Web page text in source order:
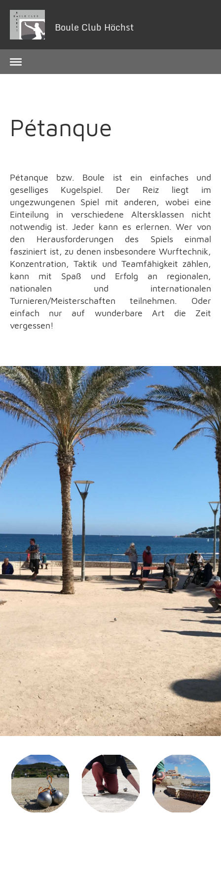
Boule Club Höchst
Pétanque
Pétanque bzw. Boule ist ein einfaches und
geselliges Kugelspiel. Der Reiz liegt im
ungezwungenen Spiel mit anderen, wobei eine
Einteilung in verschiedene Altersklassen nicht
notwendig ist. Jeder kann es erlernen. Wer von
den Herausforderungen des Spiels einmal
fasziniert ist, zu denen insbesondere Wurftechnik,
Konzentration, Taktik und Teamfähigkeit zählen,
kann mit Spaß und Erfolg an regionalen,
nationalen und internationalen
Turnieren/Meisterschaften teilnehmen. Oder
einfach nur auf wunderbare Art die Zeit
vergessen!